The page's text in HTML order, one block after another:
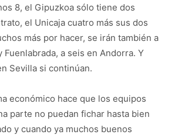
8, el Gipuzkoa sólo tiene dos
el Unicaja cuatro más sus dos
más por hacer, se irán también a
Fuenlabrada, a seis en Andorra. Y
Sevilla si continúan.
económico hace que los equipos
parte no puedan fichar hasta bien
y cuando ya muchos buenos